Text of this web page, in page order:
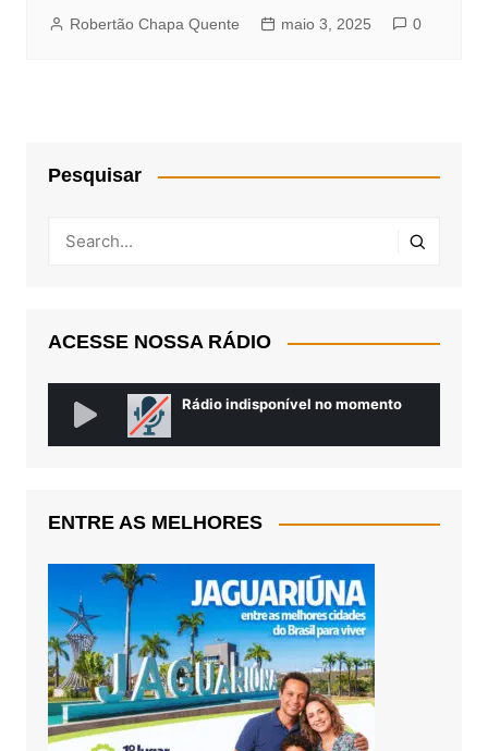
Robertão Chapa Quente maio 3, 2025 0
Pesquisar
ACESSE NOSSA RÁDIO
ENTRE AS MELHORES